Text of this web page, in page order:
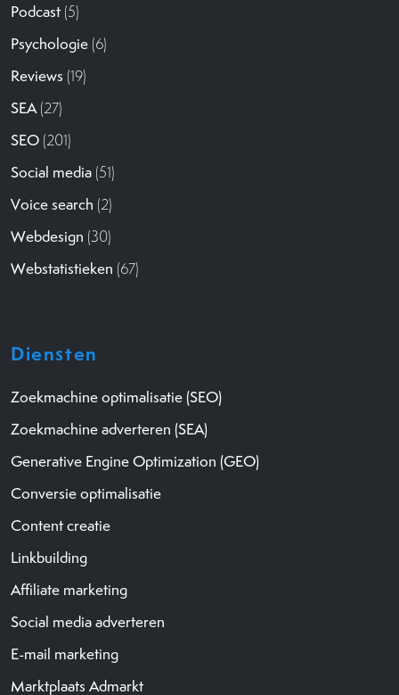
Podcast (5)
Psychologie (6)
Reviews (19)
SEA(27)
SEO (201)
Social media (51)
Voice search (2)
Webdesign (30)
Webstatistieken (67)
Diensten
Zoekmachine optimalisatie (SEO)
Zoekmachine adverteren (SEA)
Generative Engine Optimization (GEO)
Conversie optimalisatie
Content creatie
Linkbuilding
Affiliate marketing
Social media adverteren
E-mail marketing
Marktplaats Admarkt